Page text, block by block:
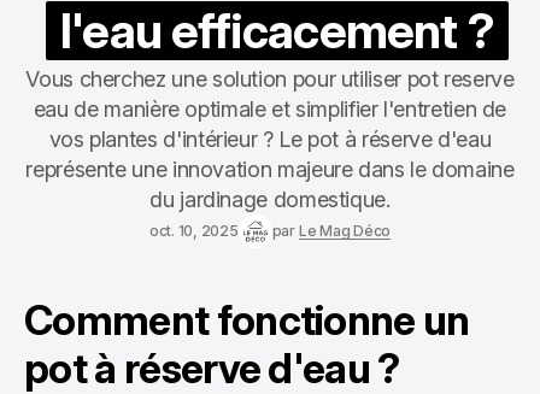
l'eau efficacement ?
Vous cherchez une solution pour utiliser pot reserve
eau de manière optimale et simplifier l'entretien de
vos plantes d'intérieur ? Le pot à réserve d'eau
représente une innovation majeure dans le domaine
du jardinage domestique.
oct. 10, 2025 par Le Mag Déco
Comment fonctionne un
pot à réserve d'eau ?